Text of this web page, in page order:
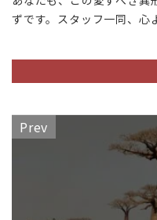
ずです。スタッフ一同、心
Prev